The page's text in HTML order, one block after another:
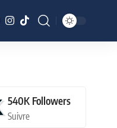
540K Followers
Suivre